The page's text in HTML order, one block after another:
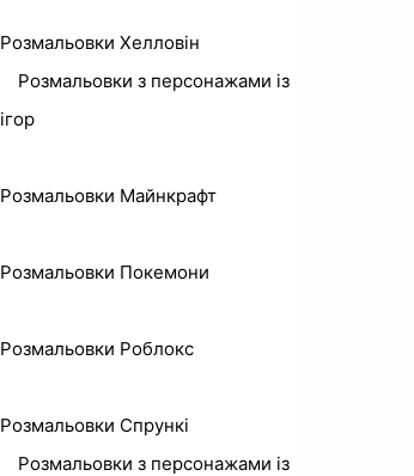
Розмальовки Хелловін
Розмальовки з персонажами із
ігор
Розмальовки Майнкрафт
Розмальовки Покемони
Розмальовки Роблокс
Розмальовки Спрункі
Розмальовки з персонажами із